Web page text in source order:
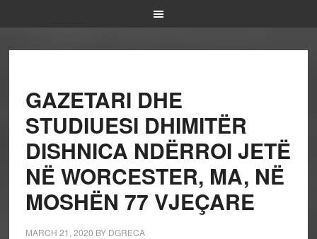
GAZETARI DHE
STUDIUESI DHIMITËR
DISHNICA NDËRROI JETË
NË WORCESTER, MA, NË
MOSHËN 77 VJEÇARE
MARCH 21, 2020 BY DGRECA